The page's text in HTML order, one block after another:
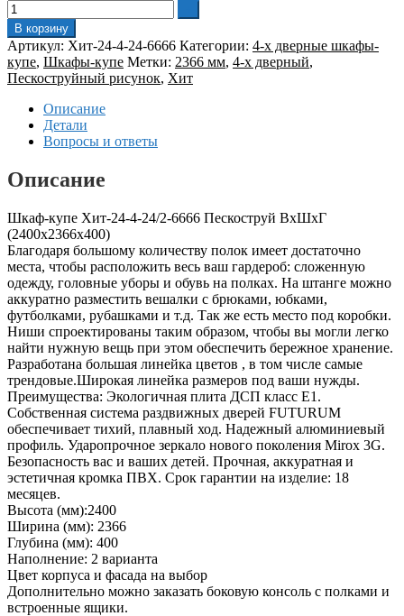
В корзину
Артикул: Хит-24-4-24-6666 Категории: 4-х дверные шкафы-
купе, Шкафы-купе Метки: 2366 мм, 4-х дверный,
Пескоструйный рисунок, Хит
Описание
Детали
Вопросы и ответы
Описание
Шкаф-купе Хит-24-4-24/2-6666 Пескоструй ВхШхГ
(2400х2366х400)
Благодаря большому количеству полок имеет достаточно
места, чтобы расположить весь ваш гардероб: сложенную
одежду, головные уборы и обувь на полках. На штанге можно
аккуратно разместить вешалки с брюками, юбками,
футболками, рубашками и т.д. Так же есть место под коробки.
Ниши спроектированы таким образом, чтобы вы могли легко
найти нужную вещь при этом обеспечить бережное хранение.
Разработана большая линейка цветов , в том числе самые
трендовые.Широкая линейка размеров под ваши нужды.
Преимущества: Экологичная плита ДСП класс E1.
Собственная система раздвижных дверей FUTURUM
обеспечивает тихий, плавный ход. Надежный алюминиевый
профиль. Ударопрочное зеркало нового поколения Mirox 3G.
Безопасность вас и ваших детей. Прочная, аккуратная и
эстетичная кромка ПВХ. Срок гарантии на изделие: 18
месяцев.
Высота (мм):2400
Ширина (мм): 2366
Глубина (мм): 400
Наполнение: 2 варианта
Цвет корпуса и фасада на выбор
Дополнительно можно заказать боковую консоль с полками и
встроенные ящики.